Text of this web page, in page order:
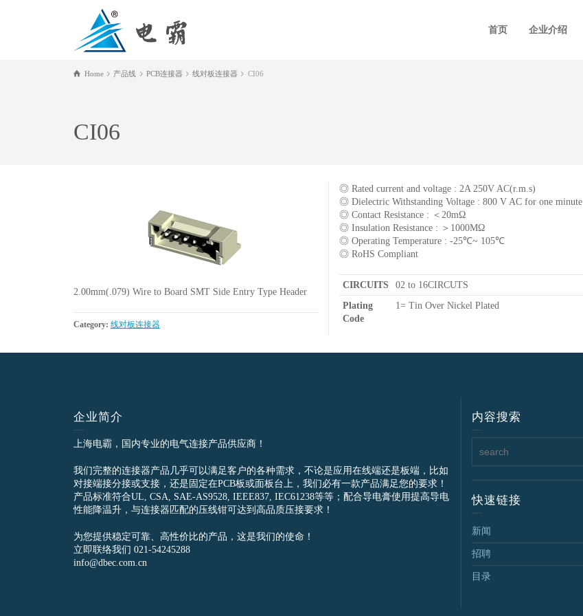
首页 企业介绍
Home 产品线 PCB连接器 线对板连接器 CI06
CI06
2.00mm(.079) Wire to Board SMT Side Entry Type Header
Category: 线对板连接器
◎ Rated current and voltage : 2A 250V AC(r.m.s)
◎ Dielectric Withstanding Voltage : 800 V AC for one minute
◎ Contact Resistance : ＜20mΩ
◎ Insulation Resistance : ＞1000MΩ
◎ Operating Temperature : -25℃~ 105℃
◎ RoHS Compliant
CIRCUITS
02 to 16CIRCUTS
Plating
Code
1= Tin Over Nickel Plated
企业简介
上海电霸，国内专业的电气连接产品供应商！
我们完整的连接器产品几乎可以满足客户的各种需求，不论是应用在线端还是板端，比如
对接端接分接或支接，还是固定在PCB板或面板台上，我们必有一款产品满足您的要求！
产品标准符合UL, CSA, SAE-AS9528, IEEE837, IEC61238等等；配合导电膏使用提高导电
性能降温升，与连接器匹配的压线钳可达到高品质压接要求！
为您提供稳定可靠、高性价比的产品，这是我们的使命！
立即联络我们 021-54245288
info@dbec.com.cn
内容搜索
快速链接
新闻
招聘
目录